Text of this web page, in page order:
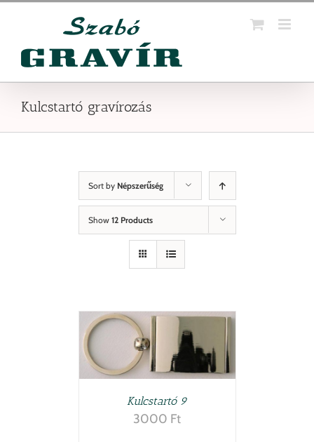
Kihagyás
Kulcstartó gravírozás
Sort by Népszerűség
Show 12 Products
Kulcstartó 9
3000 Ft